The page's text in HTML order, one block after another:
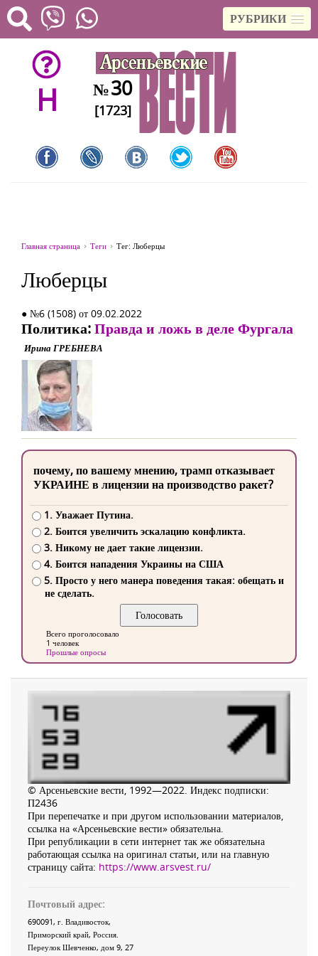
РУБРИКИ
H №30
[1723]
Главная страница Теги Тег: Люберцы
Люберцы
● №6 (1508) от 09.02.2022
Политика:Правда и ложь в деле Фургала
Ирина ГРЕБНЕВА
почему, по вашему мнению, трамп отказывает
УКРАИНЕ в лицензии на производство ракет?
1. Уважает Путина.
2. Боится увеличить эскалацию конфликта.
3. Никому не дает такие лицензии.
4. Боится нападения Украины на США
5. Просто у него манера поведения такая: обещать и
не сделать.
Всего проголосовало
1 человек
Прошлые опросы
© Арсеньевские вести, 1992—2022. Индекс подписки:
П2436
При перепечатке и при другом использовании материалов,
ссылка на «Арсеньевские вести» обязательна.
При републикации в сети интернет так же обязательна
работающая ссылка на оригинал статьи, или на главную
страницу сайта: https://www.arsvest.ru/
Почтовый адрес:
690091, г. Владивосток,
Приморский край, Россия
Переулок Шевченко, дом 9, 27